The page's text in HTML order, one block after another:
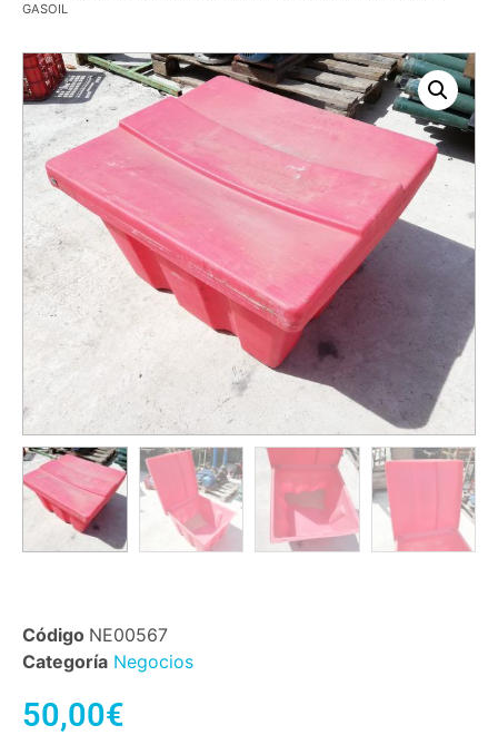
GASOIL
Código NE00567
Categoría Negocios
50,00€